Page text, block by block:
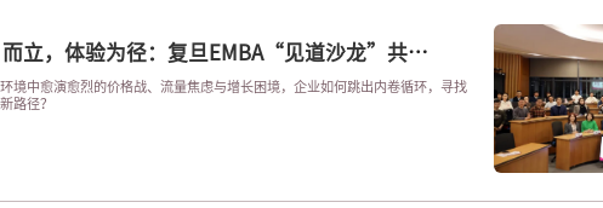
立，体验为径：复旦EMBA“见道沙龙”共
卷”...
境中愈演愈烈的价格战、流量焦虑与增长困境，企业如何跳出内卷循环，寻找
路径？